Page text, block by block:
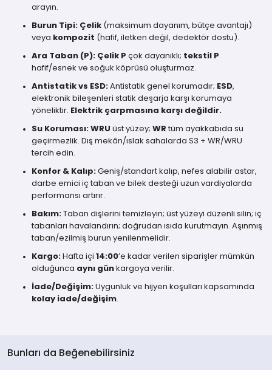
arayın.
Burun Tipi: Çelik (maksimum dayanım, bütçe avantajı)
veya kompozit (hafif, iletken değil, dedektör dostu).
Ara Taban (P): Çelik P çok dayanıklı; tekstil P
hafif/esnek ve soğuk köprüsü oluşturmaz.
Antistatik vs ESD: Antistatik genel korumadır; ESD,
elektronik bileşenleri statik deşarja karşı korumaya
yöneliktir. Elektrik çarpmasına karşı değildir.
Su Koruması: WRU üst yüzey; WR tüm ayakkabıda su
geçirmezlik. Dış mekân/ıslak sahalarda S3 + WR/WRU
tercih edin.
Konfor & Kalıp: Geniş/standart kalıp, nefes alabilir astar,
darbe emici iç taban ve bilek desteği uzun vardiyalarda
performansı artırır.
Bakım: Taban dişlerini temizleyin; üst yüzeyi düzenli silin; iç
tabanları havalandırın; doğrudan ısıda kurutmayın. Aşınmış
taban/ezilmiş burun yenilenmelidir.
Kargo: Hafta içi 14:00’e kadar verilen siparişler mümkün
olduğunca aynı gün kargoya verilir.
İade/Değişim: Uygunluk ve hijyen koşulları kapsamında
kolay iade/değişim
Bunları da Beğenebilirsiniz